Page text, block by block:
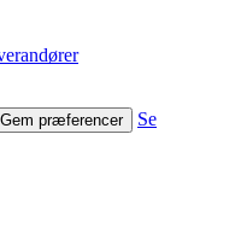
Gem præferencer
Se